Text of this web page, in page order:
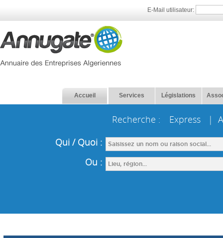
E-Mail utilisateur:
Accueil Services Législations